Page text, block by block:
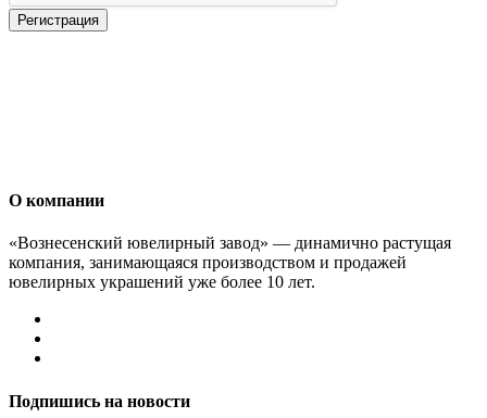
О компании
«Вознесенский ювелирный завод» — динамично растущая
компания, занимающаяся производством и продажей
ювелирных украшений уже более 10 лет.
Подпишись на новости